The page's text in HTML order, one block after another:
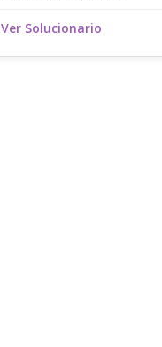
Ver Solucionario